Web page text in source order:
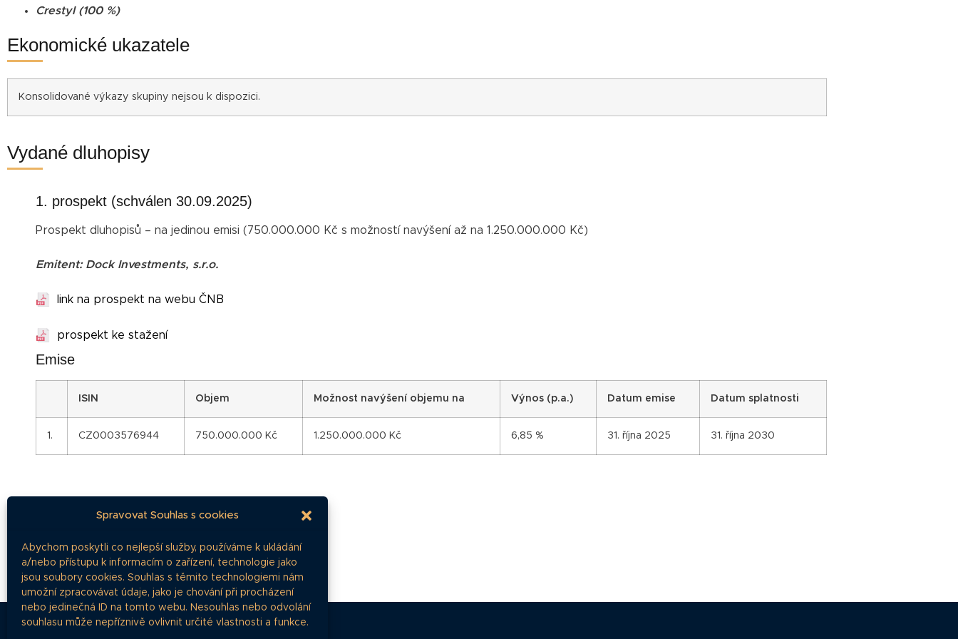
Spravovat Souhlas s cookies
Abychom poskytli co nejlepší služby, používáme k ukládání
a/nebo přístupu k informacím o zařízení, technologie jako
jsou soubory cookies. Souhlas s těmito technologiemi nám
umožní zpracovávat údaje, jako je chování při procházení
nebo jedinečná ID na tomto webu. Nesouhlas nebo odvolání
souhlasu může nepříznivě ovlivnit určité vlastnosti a funkce.
Crestyl (100 %)
Ekonomické ukazatele
Konsolidované výkazy skupiny nejsou k dispozici.
Vydané dluhopisy
1. prospekt (schválen 30.09.2025)
Prospekt dluhopisů – na jedinou emisi (750.000.000 Kč s možností navýšení až na 1.250.000.000 Kč)
Emitent: Dock Investments, s.r.o.
link na prospekt na webu ČNB
prospekt ke stažení
Emise
SIN Objem Možnost navýšení objemu na Výnos (p.a.) Datum emise Datum splatnosti
1. CZ0003576944 750.000.000 Kč 1.250.000.000 Kč 6,85 % 31. října 2025 31. října 2030
Dokumenty